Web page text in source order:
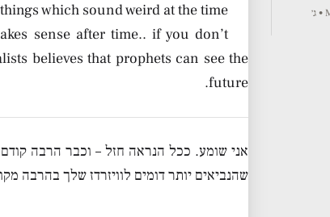
Monday, February 12, 2024 • ג׳
which sound weird at the time.
sense after time.. if you don’t
believes that prophets can see the
future.
אני שומע. ככל הנראה חזל – וכבר הרבה
שהנביאים יותר דומים לוויזרדז שלך בהרבה